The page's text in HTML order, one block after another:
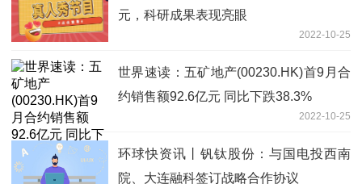
元，科研成果表现亮眼
2022-10-25
世界速读：五矿地产(00230.HK)首9月合
约销售额92.6亿元 同比下跌38.3%
2022-10-25
环球快资讯丨钒钛股份：与国电投西南
院、大连融科签订战略合作协议